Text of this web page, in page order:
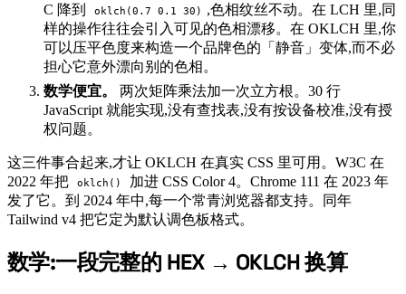
C 降到
oklch(0.7 0.1 30)
,色相纹丝不动。在 LCH 里,同
样的操作往往会引入可见的色相漂移。在 OKLCH 里,你
可以压平色度来构造一个品牌色的「静音」变体,而不必
担心它意外漂向别的色相。
数学便宜。
两次矩阵乘法加一次立方根。30 行
JavaScript 就能实现,没有查找表,没有按设备校准,没有授
权问题。
这三件事合起来,才让 OKLCH 在真实 CSS 里可用。W3C 在
2022 年把
oklch()
加进 CSS Color 4。Chrome 111 在 2023 年
发了它。到 2024 年中,每一个常青浏览器都支持。同年
Tailwind v4 把它定为默认调色板格式。
#
数学:一段完整的 HEX → OKLCH 换算